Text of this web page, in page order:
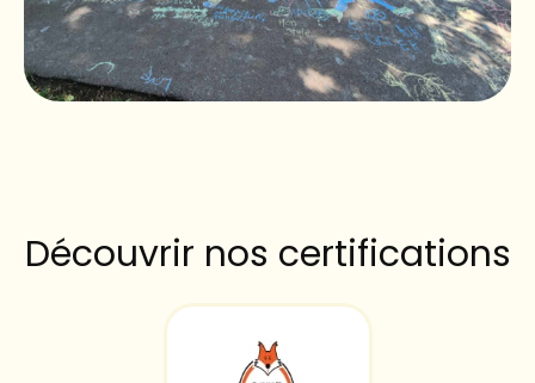
Découvrir nos certifications